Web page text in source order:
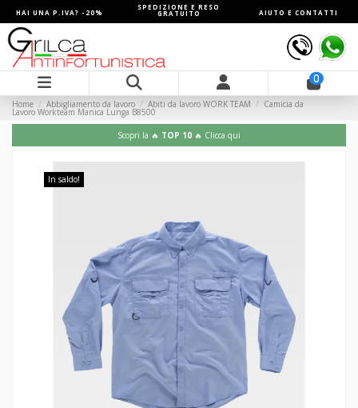
HAI UNA P.IVA? -20%
SPEDIZIONE E RESO
GRATUITO AIUTO E CONTATTI
0
Home Abbigliamento da lavoro Abiti da lavoro WORK TEAM Camicia da
Lavoro Workteam Manica Lunga B8500
Scopri la 🔥 TOP 10 🔥 Clicca qui
In saldo!